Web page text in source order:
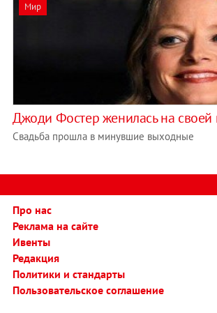
Мир
Джоди Фостер женилась на своей
Свадьба прошла в минувшие выходные
Про нас
Реклама на сайте
Ивенты
Редакция
Политики и стандарты
Пользовательское соглашение